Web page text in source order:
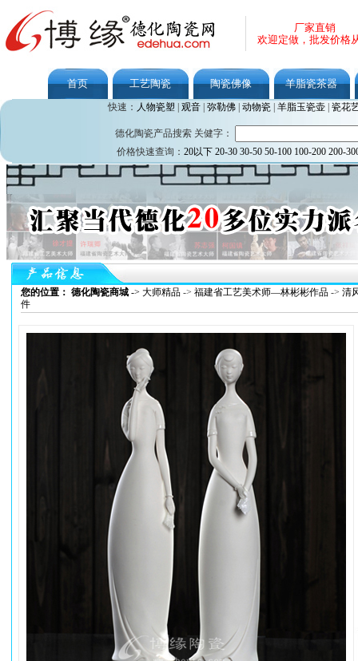
厂家直销
欢迎定做，批发价格
首页 工艺陶瓷 陶瓷佛像 羊脂瓷茶器
快速： 人物瓷塑 观音| 弥勒佛| 动物瓷| 羊脂玉瓷壶| 瓷花
德化陶瓷产品搜索 关健字：
价格快速查询： 20以下 20-30 30-50 50-100 100-200 200-
您的位置： 德化陶瓷商城 -> 大师精品 -> 福建省工艺美术师—林彬彬作品 -> 清
件